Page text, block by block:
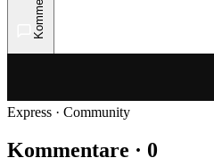
Express · Community
Kommentare · 0